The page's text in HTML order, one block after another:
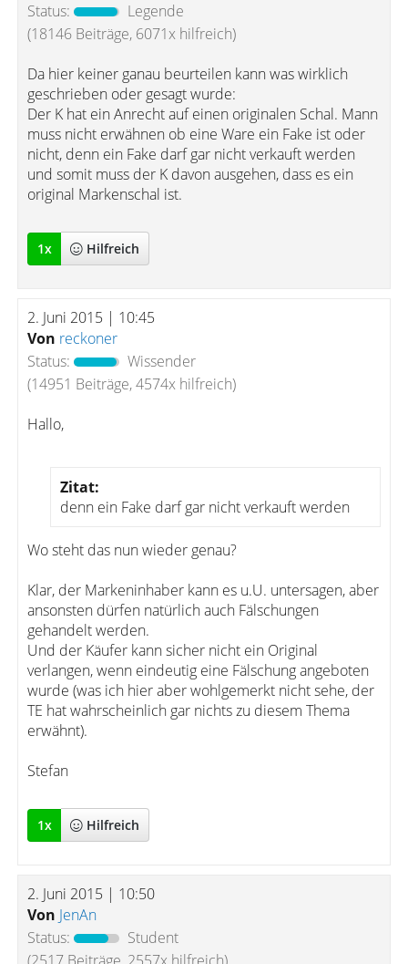
Status:
Legende
(18146 Beiträge, 6071x hilfreich)
Da hier keiner ganau beurteilen kann was wirklich
geschrieben oder gesagt wurde:
Der K hat ein Anrecht auf einen originalen Schal. Mann
muss nicht erwähnen ob eine Ware ein Fake ist oder
nicht, denn ein Fake darf gar nicht verkauft werden
und somit muss der K davon ausgehen, dass es ein
original Markenschal ist.
1x Hilfreich
2. Juni 2015 | 10:45
Von reckoner
Status:
Wissender
(14951 Beiträge, 4574x hilfreich)
Hallo,
Zitat:
denn ein Fake darf gar nicht verkauft werden
Wo steht das nun wieder genau?
Klar, der Markeninhaber kann es u.U. untersagen, aber
ansonsten dürfen natürlich auch Fälschungen
gehandelt werden.
Und der Käufer kann sicher nicht ein Original
verlangen, wenn eindeutig eine Fälschung angeboten
wurde (was ich hier aber wohlgemerkt nicht sehe, der
TE hat wahrscheinlich gar nichts zu diesem Thema
erwähnt).
Stefan
1x Hilfreich
2. Juni 2015 | 10:50
Von JenAn
Status:
Student